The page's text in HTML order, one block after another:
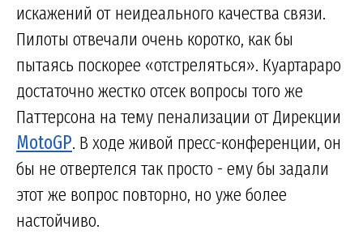
искажений от неидеального качества связи.
Пилоты отвечали очень коротко, как бы
пытаясь поскорее «отстреляться». Куартараро
достаточно жестко отсек вопросы того же
Паттерсона на тему пенализации от Дирекции
MotoGP. В ходе живой пресс-конференции, он
бы не отвертелся так просто - ему бы задали
этот же вопрос повторно, но уже более
настойчиво.